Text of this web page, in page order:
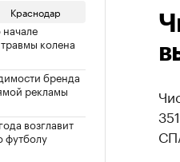
Краснодар
колена
бренда
рекламы
возглавит
футболу